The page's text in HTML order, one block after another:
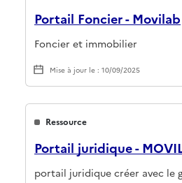
Portail Foncier - Movilab
Foncier et immobilier
Mise à jour le : 10/09/2025
Ressource
Portail juridique -
portail juridique créer avec le